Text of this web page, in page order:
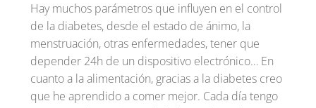
Hay muchos parámetros que influyen en el control
de la diabetes, desde el estado de ánimo, la
menstruación, otras enfermedades, tener que
depender 24h de un dispositivo electrónico… En
cuanto a la alimentación, gracias a la diabetes creo
que he aprendido a comer mejor. Cada día tengo